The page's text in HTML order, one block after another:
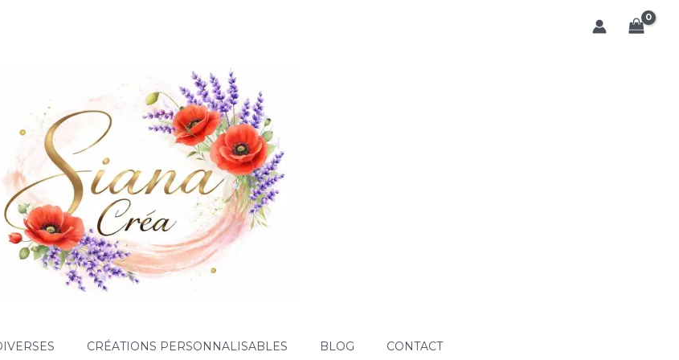
CRÉATIONS PERSONNALISABLES BLOG CONTACT